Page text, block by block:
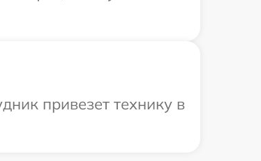
привезет технику в